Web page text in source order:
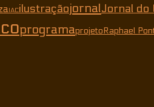
IACilustraçãojornalJornal do
programaprojetoRaphael